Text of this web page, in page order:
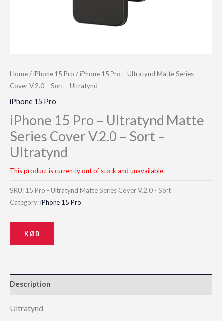
Home/iPhone 15 Pro / iPhone 15 Pro – Ultratynd Matte Series
Cover V.2.0 – Sort – Ultratynd
iPhone 15 Pro
iPhone 15 Pro – Ultratynd Matte
Series Cover V.2.0 – Sort –
Ultratynd
This product is currently out of stock and unavailable.
SKU: 15 Pro - Ultratynd Matte Series Cover V.2.0 - Sort
Category:iPhone 15 Pro
KØB
Description
Ultratynd